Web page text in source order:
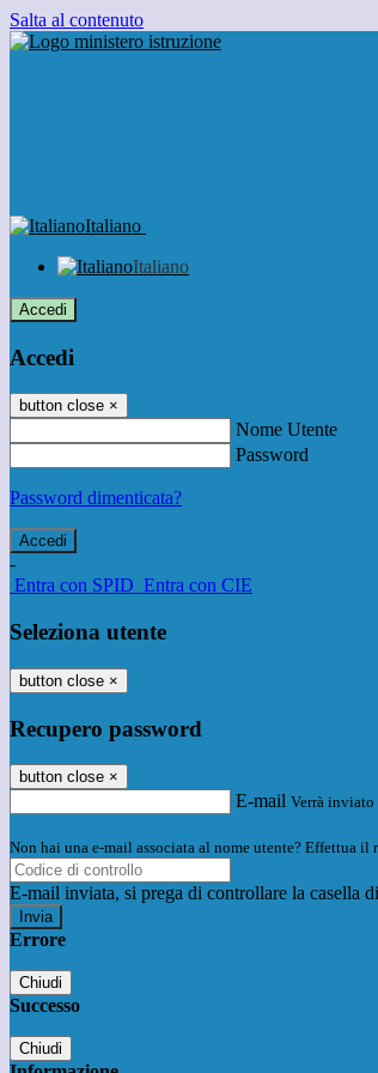
Salta al contenuto
Italiano
Italiano
Accedi
Accedi
button close ×
Nome Utente
Password
Password dimenticata?
-
Entra con SPID Entra con CIE
Seleziona utente
button close ×
Recupero password
button close ×
E-mail Verrà
Non hai una e-mail associata al nome utente? Effettua il
E-mail inviata, si prega di controllare la casella
Errore
Chiudi
Successo
Chiudi